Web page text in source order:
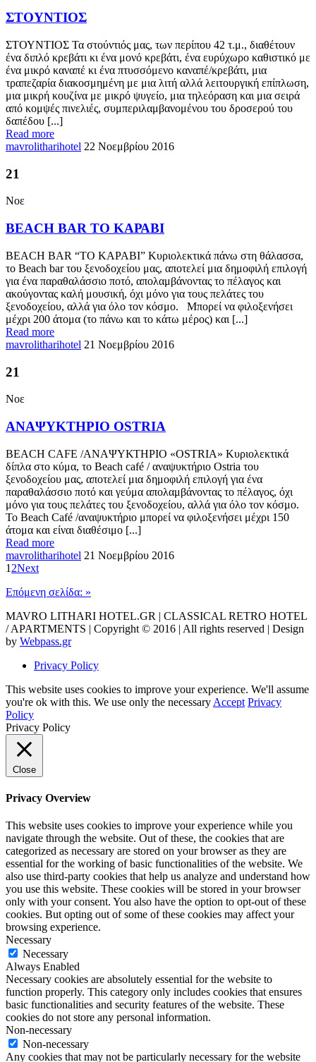
ΣΤΟΥΝΤΙΟΣ
ΣΤΟΥΝΤΙΟΣ Τα στούντιός μας, των περίπου 42 τ.μ., διαθέτουν
ένα διπλό κρεβάτι κι ένα μονό κρεβάτι, ένα ευρύχωρο καθιστικό με
ένα μικρό καναπέ κι ένα πτυσσόμενο καναπέ/κρεβάτι, μια
τραπεζαρία διακοσμημένη με μια λιτή αλλά λειτουργική επίπλωση,
μια μικρή κουζίνα με μικρό ψυγείο, μια τηλεόραση και μια σειρά
από κομψές πινελιές, συμπεριλαμβανομένου του δροσερού του
δαπέδου [...]
Read more
mavrolitharihotel 22 Νοεμβρίου 2016
21
Νοε
BEACH BAR TO KΑΡΑΒΙ
BEACH BAR “TO KΑΡΑΒΙ” Κυριολεκτικά πάνω στη θάλασσα,
το Beach bar του ξενοδοχείου μας, αποτελεί μια δημοφιλή επιλογή
για ένα παραθαλάσσιο ποτό, απολαμβάνοντας το πέλαγος και
ακούγοντας καλή μουσική, όχι μόνο για τους πελάτες του
ξενοδοχείου, αλλά για όλο τον κόσμο. Μπορεί να φιλοξενήσει
μέχρι 200 άτομα (το πάνω και το κάτω μέρος) και [...]
Read more
mavrolitharihotel 21 Νοεμβρίου 2016
21
Νοε
ΑΝΑΨΥΚΤΗΡΙΟ OSTRIA
BEACH CAFE /ΑΝΑΨΥΚΤΗΡΙΟ «OSTRIA» Κυριολεκτικά
δίπλα στο κύμα, το Beach café / αναψυκτήριο Ostria του
ξενοδοχείου μας, αποτελεί μια δημοφιλή επιλογή για ένα
παραθαλάσσιο ποτό και γεύμα απολαμβάνοντας το πέλαγος, όχι
μόνο για τους πελάτες του ξενοδοχείου, αλλά για όλο τον κόσμο.
Το Beach Café /αναψυκτήριο μπορεί να φιλοξενήσει μέχρι 150
άτομα και είναι διαθέσιμο [...]
Read more
mavrolitharihotel 21 Νοεμβρίου 2016
1 2Next
Επόμενη σελίδα: »
MAVRO LITHARI HOTEL.GR | CLASSICAL RETRO HOTEL
/ APARTMENTS | Copyright © 2016 | All rights reserved | Design
by Webpass.gr
Privacy Policy
This website uses cookies to improve your experience. We'll assume
you're ok with this. We use only the necessary Accept Privacy
Policy
Privacy Policy
Close
Privacy Overview
This website uses cookies to improve your experience while you
navigate through the website. Out of these, the cookies that are
categorized as necessary are stored on your browser as they are
essential for the working of basic functionalities of the website. We
also use third-party cookies that help us analyze and understand how
you use this website. These cookies will be stored in your browser
only with your consent. You also have the option to opt-out of these
cookies. But opting out of some of these cookies may affect your
browsing experience.
Necessary
Necessary
Always Enabled
Necessary cookies are absolutely essential for the website to
function properly. This category only includes cookies that ensures
basic functionalities and security features of the website. These
cookies do not store any personal information.
Non-necessary
Non-necessary
Any cookies that may not be particularly necessary for the website